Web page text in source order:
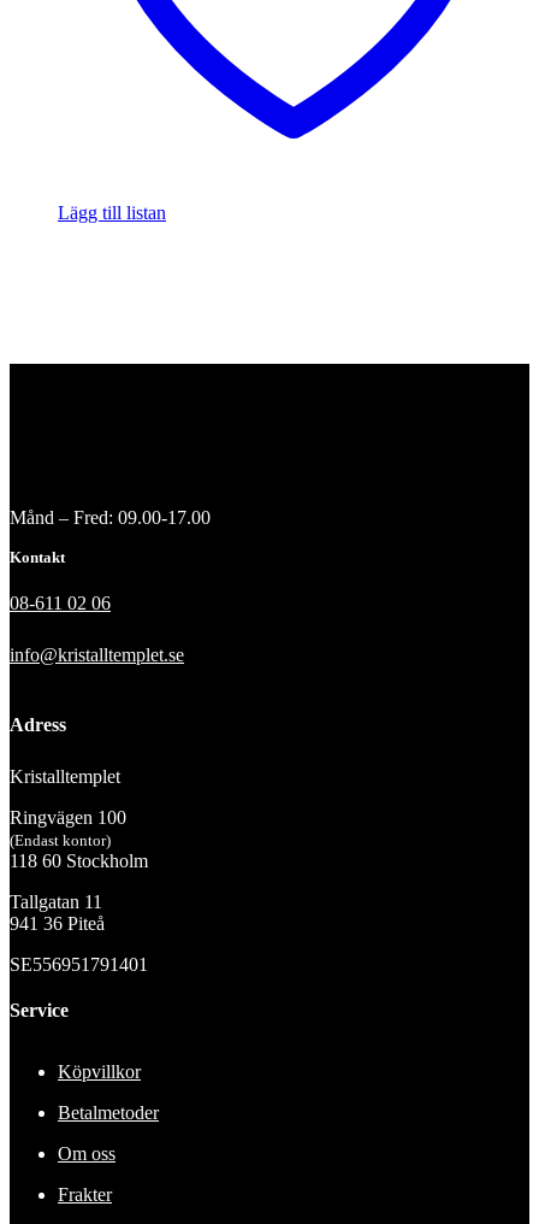
Lägg till listan
Månd – Fred: 09.00-17.00
Kontakt
08-611 02 06
info@kristalltemplet.se
Adress
Kristalltemplet
Ringvägen 100
(Endast kontor)
118 60 Stockholm
Tallgatan 11
941 36 Piteå
SE556951791401
Service
Köpvillkor
Betalmetoder
Om oss
Frakter